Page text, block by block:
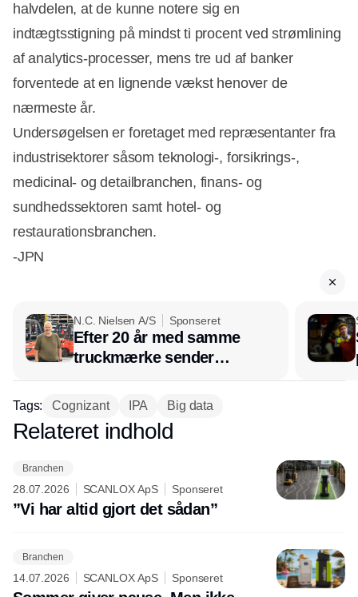
halvdelen, at de kunne notere sig en
indtægtsstigning på mindst ti procent ved strømlining
af analytics-processer, mens tre ud af banker
forventede at en lignende vækst henover de
nærmeste år.
Undersøgelsen er foretaget med repræsentanter fra
industrisektorer såsom teknologi-, forsikrings-,
medicinal- og detailbranchen, finans- og
sundhedssektoren samt hotel- og
restaurationsbranchen.
-JPN
N.C. Nielsen A/S Sponseret
Efter 20 år med samme
truckmærke sender
lagerchef stafetten videre
hos INOX
Tags: Cognizant IPA Big data
Annonce
Relateret indhold
Branchen
28.07.2026 SCANLOX ApS Sponseret
”Vi har altid gjort det sådan”
Branchen
14.07.2026 SCANLOX ApS Sponseret